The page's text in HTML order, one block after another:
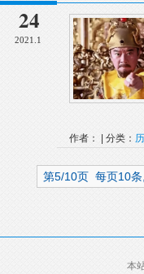
24
2021.1
作者： | 分类：
第5/10页 每页10
本